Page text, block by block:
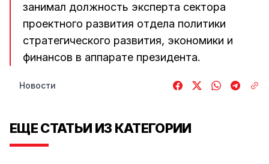
занимал должность эксперта сектора
проектного развития отдела политики
стратегического развития, экономики и
финансов в аппарате президента.
Новости
ЕЩЕ СТАТЬИ ИЗ КАТЕГОРИИ